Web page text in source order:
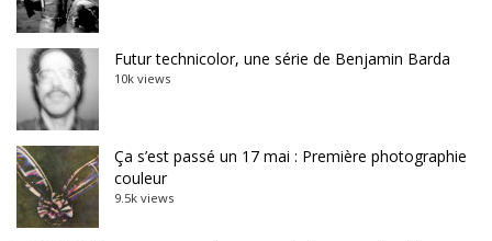
Futur technicolor, une série de Benjamin Barda
10k views
Ça s’est passé un 17 mai : Première photographie
couleur
9.5k views